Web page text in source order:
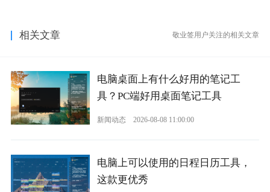
相关文章 敬业签用户关注的相关文章
电脑桌面上有什么好用的笔记工
具？PC端好用桌面笔记工具
新闻动态 2026-08-08 11:00:00
电脑上可以使用的日程日历工具，
这款更优秀